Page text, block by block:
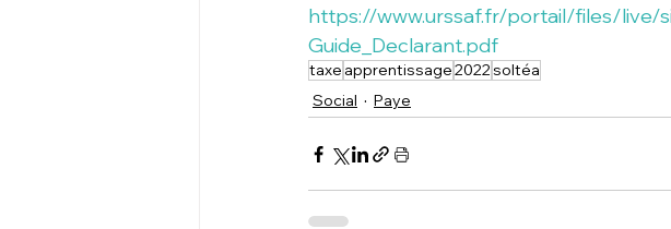
https://www.urssaf.fr/portail/files/live/
Guide_Declarant.pdf
taxe apprentissage2022soltéa
Social
Paye